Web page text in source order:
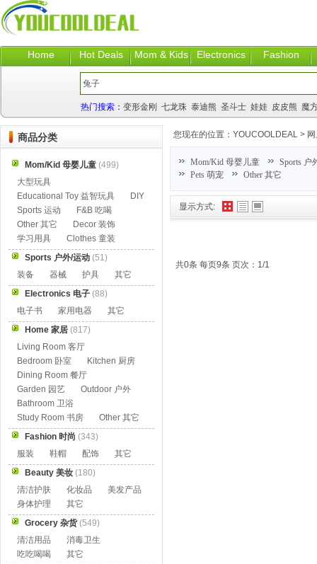
Home Hot Deals Mom & Kids Electronics Fashion
热门搜索： 变形金刚 七龙珠 泰迪熊 圣斗士 娃娃 皮皮熊 魔
显示方式:
共0条 每页9条 页次：1/1
您现在的位置： YOUCOOLDEAL >
Mom/Kid 母婴儿童
Sports 户
Pets 萌宠
Other 其它
商品分类
Mom/Kid 母婴儿童 (499)
大型玩具
Educational Toy 益智玩具
DIY
Sports 运动
F&B 吃喝
Other 其它
Decor 装饰
学习用具
Clothes 童装
Sports 户外/运动 (51)
装备
器械 护具
其它
Electronics 电子 (88)
电子书
家用电器
其它
Home 家居 (817)
Living Room 客厅
Bedroom 卧室
Kitchen 厨房
Dining Room 餐厅
Garden 园艺
Outdoor 户外
Bathroom 卫浴
Study Room 书房
Other 其它
Fashion 时尚 (343)
服装
鞋帽 配饰
其它
Beauty 美妆 (180)
清洁护肤
化妆品
美发产品
身体护理
其它
Grocery 杂货(549)
清洁用品
消毒卫生
吃吃喝喝
其它